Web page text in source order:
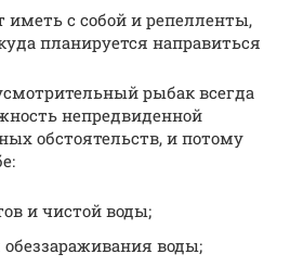
иметь с собой и репелленты,
планируется направиться
рыбак всегда
непредвиденной
обстоятельств, и потому
и чистой воды;
воды;